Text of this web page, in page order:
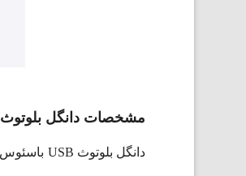
مشخصات دانگل بلوتوث USB باسئوس مدل Baseus Wireless Adapter BA04